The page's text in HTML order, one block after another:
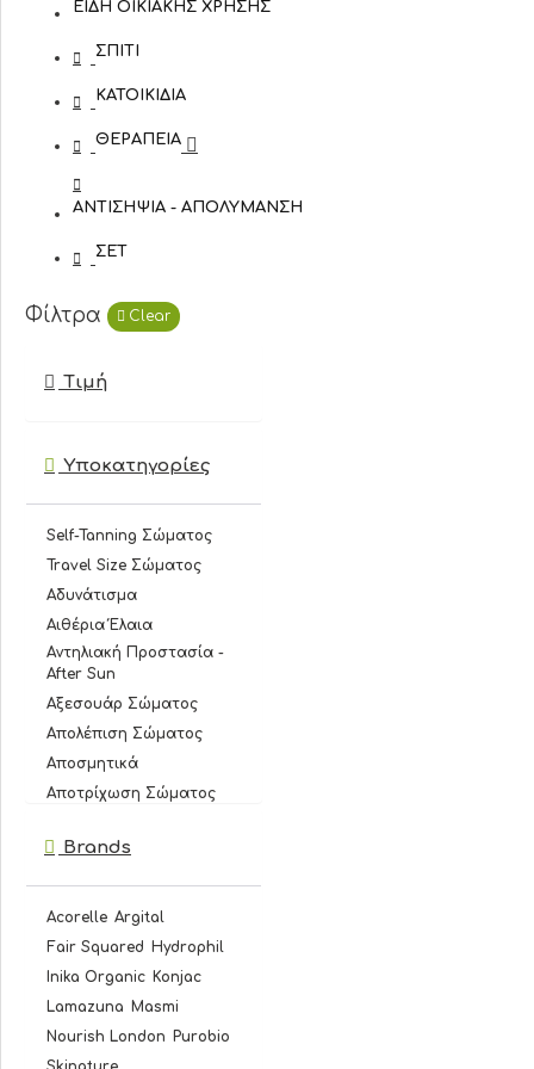
ΕΊΔΗ ΟΙΚΙΑΚΉΣ ΧΡΉΣΗΣ
ΣΠΊΤΙ
ΚΑΤΟΙΚΊΔΙΑ
ΘΕΡΑΠΕΊΑ
ΑΝΤΙΣΗΨΊΑ - ΑΠΟΛΎΜΑΝΣΗ
ΣΕΤ
Φίλτρα Clear
Τιμή
Υποκατηγορίες
Self-Tanning Σώματος
Travel Size Σώματος
Αδυνάτισμα
Αιθέρια Έλαια
Αντηλιακή Προστασία -
After Sun
Αξεσουάρ Σώματος
Απολέπιση Σώματος
Αποσμητικά
Αποτρίχωση Σώματος
Γυναικεία Υγιεινή
Εντομοαπωθητικά
Κρέμες Σώματος
Κυτταρίτιδα
Λάδια Σώματος με
Σώματος
Brands
Acorelle Argital
Fair Squared Hydrophil
Inika Organic Konjac
Lamazuna Masmi
Nourish London Purobio